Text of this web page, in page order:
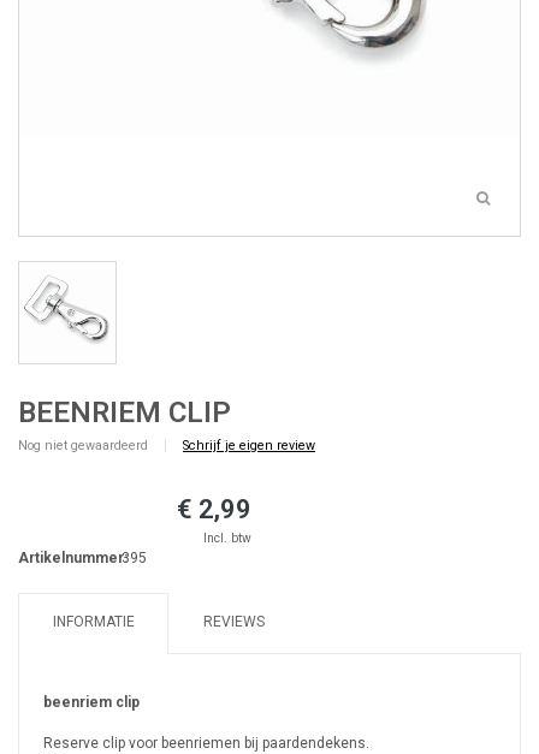
BEENRIEM CLIP
Nog niet gewaardeerd Schrijf je eigen review
€ 2,99
Incl. btw
Artikelnummer:395
INFORMATIE REVIEWS
beenriem clip
Reserve clip voor beenriemen bij paardendekens.